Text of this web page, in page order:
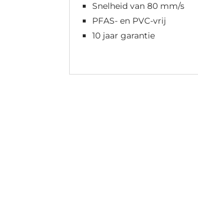
Snelheid van 80 mm/s
PFAS- en PVC-vrij
10 jaar garantie